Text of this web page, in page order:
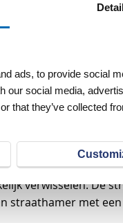
ads, to provide social
our social media,
that they’ve collected
het bestraten.
slaat u stenen
tegen elkaar en op
Visser &
De prijzen
in lange en
straathamer van
dop. Hierdoor kan
verwisselen. De
met